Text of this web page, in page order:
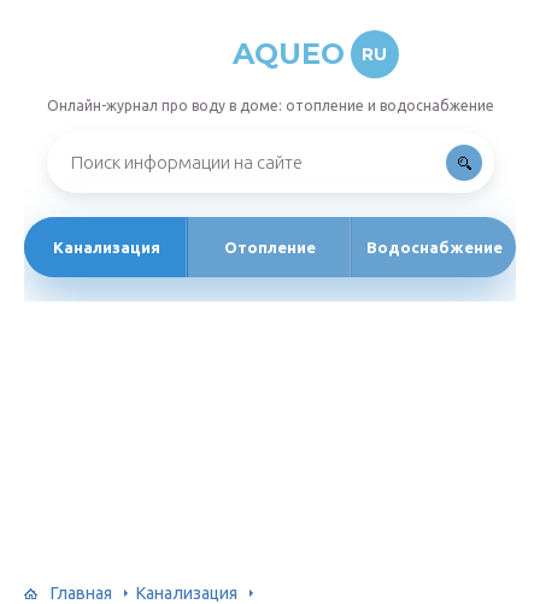
AQUEO RU
Онлайн-журнал про воду в доме: отопление и водоснабжение
Канализация Отопление Водоснабжение
Главная
Канализация